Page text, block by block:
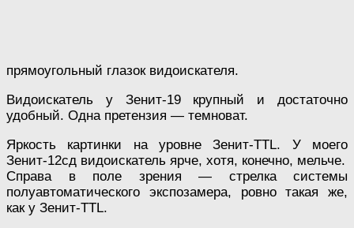
прямоугольный глазок видоискателя.
Видоискатель у Зенит-19 крупный и достаточно
удобный. Одна претензия — темноват.
Яркость картинки на уровне Зенит-TTL. У моего
Зенит-12сд видоискатель ярче, хотя, конечно, мельче.
Справа в поле зрения — стрелка системы
полуавтоматического экспозамера, ровно такая же,
как у Зенит-TTL.